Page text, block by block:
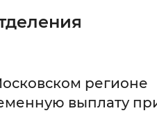
Увеличенный
регионе
выплату